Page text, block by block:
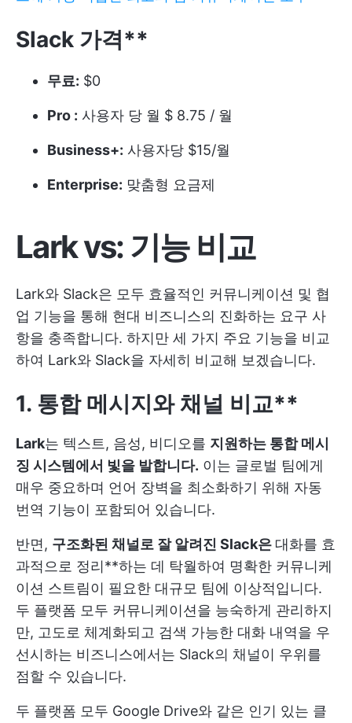
Slack 가격**
무료: $0
Pro : 사용자 당 월 $ 8.75 / 월
Business+: 사용자당 $15/월
Enterprise: 맞춤형 요금제
Lark vs: 기능 비교
Lark와 Slack은 모두 효율적인 커뮤니케이션 및 협
업 기능을 통해 현대 비즈니스의 진화하는 요구 사
항을 충족합니다. 하지만 세 가지 주요 기능을 비교
하여 Lark와 Slack을 자세히 비교해 보겠습니다.
1. 통합 메시지와 채널 비교**
Lark는 텍스트, 음성, 비디오를 지원하는 통합 메시
징 시스템에서 빛을 발합니다. 이는 글로벌 팀에게
매우 중요하며 언어 장벽을 최소화하기 위해 자동
번역 기능이 포함되어 있습니다.
반면, 구조화된 채널로 잘 알려진 Slack은 대화를 효
과적으로 정리**하는 데 탁월하여 명확한 커뮤니케
이션 스트림이 필요한 대규모 팀에 이상적입니다.
두 플랫폼 모두 커뮤니케이션을 능숙하게 관리하지
만, 고도로 체계화되고 검색 가능한 대화 내역을 우
선시하는 비즈니스에서는 Slack의 채널이 우위를
점할 수 있습니다.
두 플랫폼 모두 Google Drive와 같은 인기 있는 클